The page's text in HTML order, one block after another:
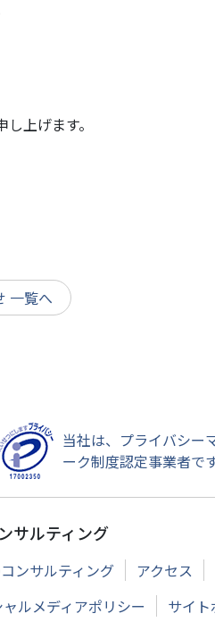
上げます。
一覧へ
当社は、プライバシー
ーク制度認定事業者で
サルティング
ンサルティング アクセス
ルメディアポリシー サイト